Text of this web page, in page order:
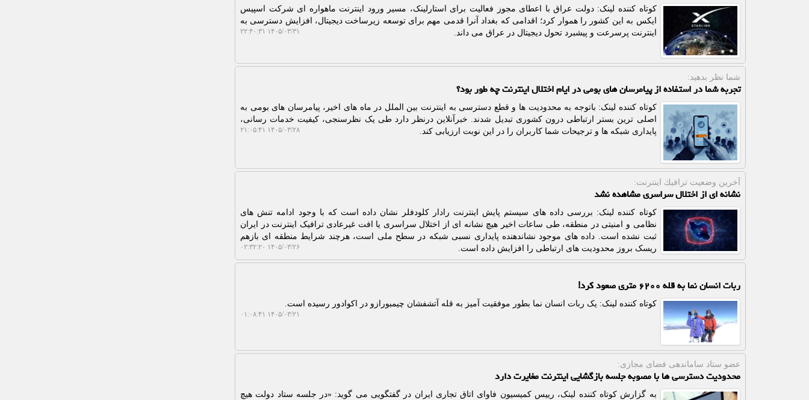
کوتاه کننده لینک: دولت عراق با اعطای مجوز فعالیت برای استارلینک، مسیر ورود اینترنت ماهواره ای شرکت اسپیس
ایکس به این کشور را هموار کرد؛ اقدامی که بغداد آنرا قدمی مهم برای توسعه زیرساخت دیجیتال، افزایش دسترسی به
اینترنت پرسرعت و پیشبرد تحول دیجیتال در عراق می داند.
۱۴۰۵/۰۳/۳۱ ۲۲:۴۰:۳۱
شما نظر بدهید:
تجربه شما در استفاده از پیامرسان های بومی در ایام اختلال اینترنت چه طور بود؟
کوتاه کننده لینک: باتوجه به محدودیت ها و قطع دسترسی به اینترنت بین الملل در ماه های اخیر، پیامرسان های بومی به
اصلی ترین بستر ارتباطی درون کشوری تبدیل شدند. خبرآنلاین درنظر دارد طی یک نظرسنجی، کیفیت خدمات رسانی،
پایداری شبکه ها و ترجیحات شما کاربران را در این نوبت ارزیابی کند.
۱۴۰۵/۰۳/۲۸ ۲۱:۰۵:۴۱
آخرین وضعیت ترافیك اینترنت:
نشانه ای از اختلال سراسری مشاهده نشد
کوتاه کننده لینک: بررسی داده های سیستم پایش اینترنت رادار کلودفلر نشان داده است که با وجود ادامه تنش های
نظامی و امنیتی در منطقه، طی ساعات اخیر هیچ نشانه ای از اختلال سراسری یا افت غیرعادی ترافیک اینترنت در ایران
ثبت نشده است. داده های موجود نشاندهنده پایداری نسبی شبکه در سطح ملی است، هرچند شرایط منطقه ای بازهم
ریسک بروز محدودیت های ارتباطی را افزایش داده است.
۱۴۰۵/۰۳/۲۶ ۰۲:۳۲:۲۰
ربات انسان نما به قله ۶۲۰۰ متری صعود کرد!
کوتاه کننده لینک: یک ربات انسان نما بطور موفقیت آمیز به قله آتشفشان چیمبورازو در اکوادور رسیده است.
۱۴۰۵/۰۳/۲۱ ۰۱:۰۸:۴۱
عضو ستاد ساماندهی فضای مجازی:
محدودیت دسترسی ها با مصوبه جلسه بازگشایی اینترنت مغایرت دارد
به گزارش کوتاه کننده لینک، رییس کمیسیون فاوای اتاق تجاری ایران در گفتگویی می گوید: «در جلسه ستاد دولت هیچ